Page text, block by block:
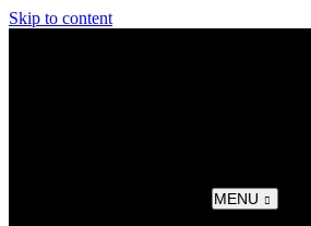
Skip to content
MENU